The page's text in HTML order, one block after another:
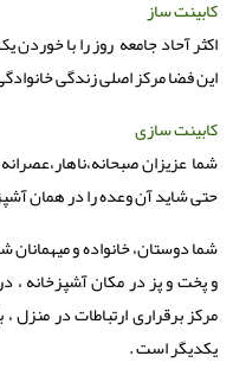
کابینت ساز
اکثر آحاد جامعه روز را با خوردن
این فضا مرکز اصلی زندگی
کابینت سازی
شما عزیزان
حتی شاید آن وعده را در همان
شما دوستان، خانواده و میهمانان
و پخت و پز در مکان آَشپزخانه ،
مرکز برقراری ارتباطات در منزل
یکدیگر است .